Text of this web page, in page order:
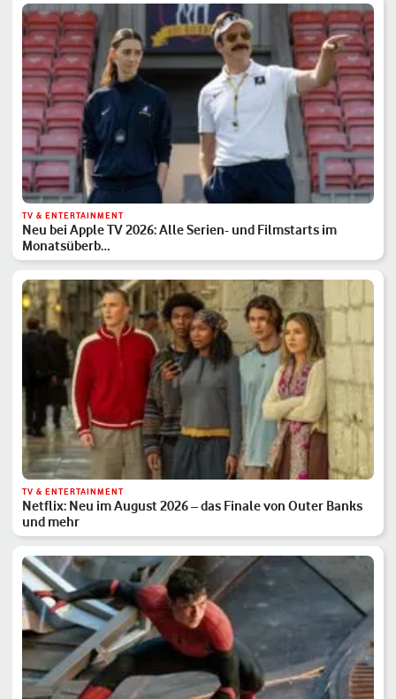
TV & ENTERTAINMENT
Neu bei Apple TV 2026: Alle Serien- und Filmstarts im
Monatsüberb…
TV & ENTERTAINMENT
Netflix: Neu im August 2026 – das Finale von Outer Banks
und mehr